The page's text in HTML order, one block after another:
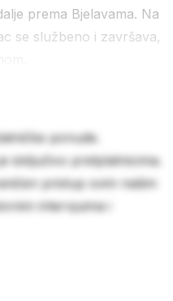
prema Bjelavama. Na
se službeno i završava,
ponude.
isključivo pretplatnicima.
pristup svim našim
intervjuima i